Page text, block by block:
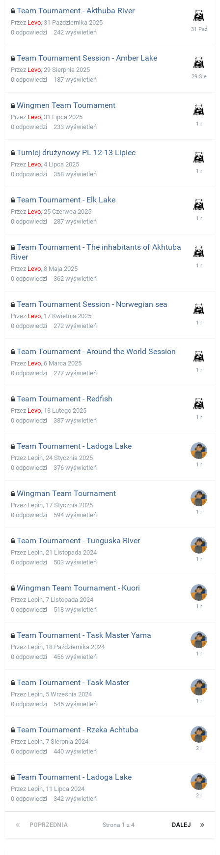
Team Tournament - Akthuba River
Przez Levo, 31 Października 2025
0 odpowiedzi 242 wyświetleń
Team Tournament Session - Amber Lake
Przez Levo, 29 Sierpnia 2025
0 odpowiedzi 187 wyświetleń
Wingmen Team Tournament
Przez Levo, 31 Lipca 2025
0 odpowiedzi 233 wyświetleń
Turniej drużynowy PL 12-13 Lipiec
Przez Levo, 4 Lipca 2025
0 odpowiedzi 358 wyświetleń
Team Tournament - Elk Lake
Przez Levo, 25 Czerwca 2025
0 odpowiedzi 287 wyświetleń
Team Tournament - The inhabitants of Akhtuba
River
Przez Levo, 8 Maja 2025
0 odpowiedzi 362 wyświetleń
Team Tournament Session - Norwegian sea
Przez Levo, 17 Kwietnia 2025
0 odpowiedzi 272 wyświetleń
Team Tournament - Around the World Session
Przez Levo, 6 Marca 2025
0 odpowiedzi 277 wyświetleń
Team Tournament - Redfish
Przez Levo, 13 Lutego 2025
0 odpowiedzi 387 wyświetleń
Team Tournament - Ladoga Lake
Przez Lepin, 24 Stycznia 2025
0 odpowiedzi 376 wyświetleń
Wingman Team Tournament
Przez Lepin, 17 Stycznia 2025
0 odpowiedzi 594 wyświetleń
Team Tournament - Tunguska River
Przez Lepin, 21 Listopada 2024
0 odpowiedzi 503 wyświetleń
Wingman Team Tournament - Kuori
Przez Lepin, 7 Listopada 2024
0 odpowiedzi 518 wyświetleń
Team Tournament - Task Master Yama
Przez Lepin, 18 Października 2024
0 odpowiedzi 456 wyświetleń
Team Tournament - Task Master
Przez Lepin, 5 Września 2024
0 odpowiedzi 545 wyświetleń
Team Tournament - Rzeka Achtuba
Przez Lepin, 7 Sierpnia 2024
0 odpowiedzi 440 wyświetleń
Team Tournament - Ladoga Lake
Przez Lepin, 11 Lipca 2024
0 odpowiedzi 342 wyświetleń
POPRZEDNIA DALEJ
Strona 1 z 4